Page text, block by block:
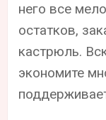
него все
остатков,
кастрюль.
экономите